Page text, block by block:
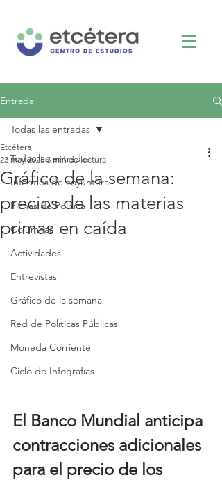
Entrada
Todas las entradas
Informes de coyuntura
Fichas de Política
Columnas
Actividades
Entrevistas
Gráfico de la semana
Red de Políticas Públicas
Moneda Corriente
Ciclo de Infografías
Todas las entradas
Gráfico de la semana:
precios de las materias
primas en caída
Etcétera
23 may 2025 3 min de lectura
El Banco Mundial anticipa
contracciones adicionales
para el precio de los